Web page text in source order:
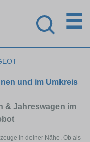
☰
und im Umkreis
& Jahreswagen im
in deiner Nähe. Ob als